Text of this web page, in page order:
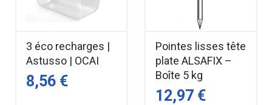
3 éco recharges |
Astusso | OCAI
8,56 €
Pointes lisses tête
plate ALSAFIX –
Boîte 5 kg
12,97 €